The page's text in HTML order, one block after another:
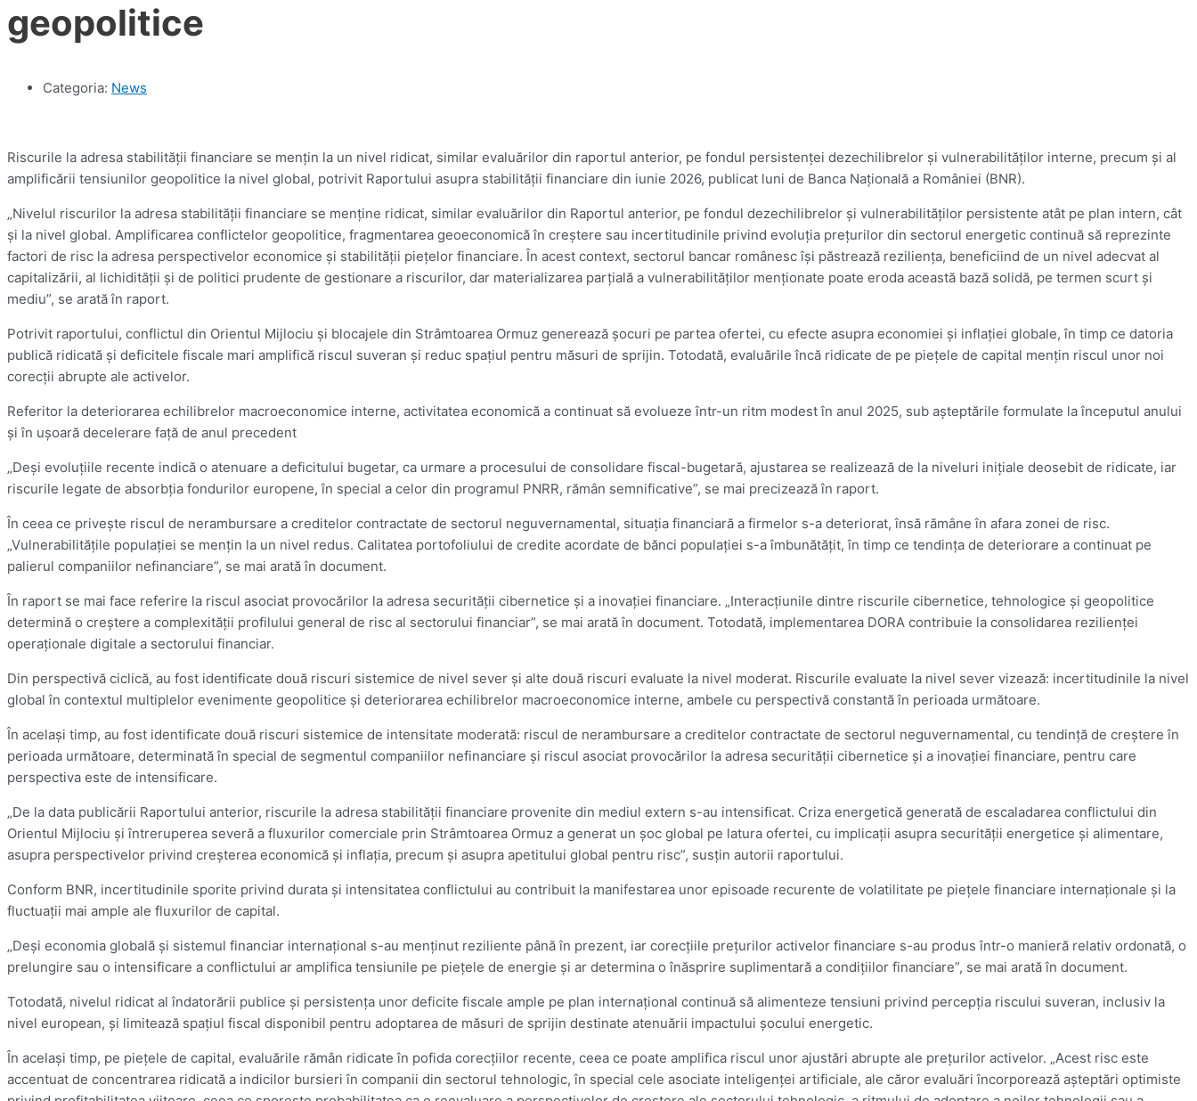
geopolitice
Categoria: News
Riscurile la adresa stabilităţii financiare se menţin la un nivel ridicat, similar evaluărilor din raportul anterior, pe fondul persistenţei dezechilibrelor şi vulnerabilităţilor interne, precum şi al
amplificării tensiunilor geopolitice la nivel global, potrivit Raportului asupra stabilităţii financiare din iunie 2026, publicat luni de Banca Naţională a României (BNR).
„Nivelul riscurilor la adresa stabilităţii financiare se menţine ridicat, similar evaluărilor din Raportul anterior, pe fondul dezechilibrelor şi vulnerabilităţilor persistente atât pe plan intern, cât
şi la nivel global. Amplificarea conflictelor geopolitice, fragmentarea geoeconomică în creştere sau incertitudinile privind evoluţia preţurilor din sectorul energetic continuă să reprezinte
factori de risc la adresa perspectivelor economice şi stabilităţii pieţelor financiare. În acest context, sectorul bancar românesc îşi păstrează rezilienţa, beneficiind de un nivel adecvat al
capitalizării, al lichidităţii şi de politici prudente de gestionare a riscurilor, dar materializarea parţială a vulnerabilităţilor menţionate poate eroda această bază solidă, pe termen scurt şi
mediu”, se arată în raport.
Potrivit raportului, conflictul din Orientul Mijlociu şi blocajele din Strâmtoarea Ormuz generează şocuri pe partea ofertei, cu efecte asupra economiei şi inflaţiei globale, în timp ce datoria
publică ridicată şi deficitele fiscale mari amplifică riscul suveran şi reduc spaţiul pentru măsuri de sprijin. Totodată, evaluările încă ridicate de pe pieţele de capital menţin riscul unor noi
corecţii abrupte ale activelor.
Referitor la deteriorarea echilibrelor macroeconomice interne, activitatea economică a continuat să evolueze într-un ritm modest în anul 2025, sub aşteptările formulate la începutul anului
şi în uşoară decelerare faţă de anul precedent
„Deşi evoluţiile recente indică o atenuare a deficitului bugetar, ca urmare a procesului de consolidare fiscal-bugetară, ajustarea se realizează de la niveluri iniţiale deosebit de ridicate, iar
riscurile legate de absorbţia fondurilor europene, în special a celor din programul PNRR, rămân semnificative”, se mai precizează în raport.
În ceea ce priveşte riscul de nerambursare a creditelor contractate de sectorul neguvernamental, situaţia financiară a firmelor s-a deteriorat, însă rămâne în afara zonei de risc.
„Vulnerabilităţile populaţiei se menţin la un nivel redus. Calitatea portofoliului de credite acordate de bănci populaţiei s-a îmbunătăţit, în timp ce tendinţa de deteriorare a continuat pe
palierul companiilor nefinanciare”, se mai arată în document.
În raport se mai face referire la riscul asociat provocărilor la adresa securităţii cibernetice şi a inovaţiei financiare. „Interacţiunile dintre riscurile cibernetice, tehnologice şi geopolitice
determină o creştere a complexităţii profilului general de risc al sectorului financiar”, se mai arată în document. Totodată, implementarea DORA contribuie la consolidarea rezilienţei
operaţionale digitale a sectorului financiar.
Din perspectivă ciclică, au fost identificate două riscuri sistemice de nivel sever şi alte două riscuri evaluate la nivel moderat. Riscurile evaluate la nivel sever vizează: incertitudinile la nivel
global în contextul multiplelor evenimente geopolitice şi deteriorarea echilibrelor macroeconomice interne, ambele cu perspectivă constantă în perioada următoare.
În acelaşi timp, au fost identificate două riscuri sistemice de intensitate moderată: riscul de nerambursare a creditelor contractate de sectorul neguvernamental, cu tendinţă de creştere în
perioada următoare, determinată în special de segmentul companiilor nefinanciare şi riscul asociat provocărilor la adresa securităţii cibernetice şi a inovaţiei financiare, pentru care
perspectiva este de intensificare.
„De la data publicării Raportului anterior, riscurile la adresa stabilităţii financiare provenite din mediul extern s-au intensificat. Criza energetică generată de escaladarea conflictului din
Orientul Mijlociu şi întreruperea severă a fluxurilor comerciale prin Strâmtoarea Ormuz a generat un şoc global pe latura ofertei, cu implicaţii asupra securităţii energetice şi alimentare,
asupra perspectivelor privind creşterea economică şi inflaţia, precum şi asupra apetitului global pentru risc”, susţin autorii raportului.
Conform BNR, incertitudinile sporite privind durata şi intensitatea conflictului au contribuit la manifestarea unor episoade recurente de volatilitate pe pieţele financiare internaţionale şi la
fluctuaţii mai ample ale fluxurilor de capital.
„Deşi economia globală şi sistemul financiar internaţional s-au menţinut reziliente până în prezent, iar corecţiile preţurilor activelor financiare s-au produs într-o manieră relativ ordonată, o
prelungire sau o intensificare a conflictului ar amplifica tensiunile pe pieţele de energie şi ar determina o înăsprire suplimentară a condiţiilor financiare”, se mai arată în document.
Totodată, nivelul ridicat al îndatorării publice şi persistenţa unor deficite fiscale ample pe plan internaţional continuă să alimenteze tensiuni privind percepţia riscului suveran, inclusiv la
nivel european, şi limitează spaţiul fiscal disponibil pentru adoptarea de măsuri de sprijin destinate atenuării impactului şocului energetic.
În acelaşi timp, pe pieţele de capital, evaluările rămân ridicate în pofida corecţiilor recente, ceea ce poate amplifica riscul unor ajustări abrupte ale preţurilor activelor. „Acest risc este
accentuat de concentrarea ridicată a indicilor bursieri în companii din sectorul tehnologic, în special cele asociate inteligenţei artificiale, ale căror evaluări încorporează aşteptări optimiste